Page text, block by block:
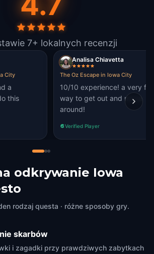
7+ lokalnych recenzji
City
a
this
Analisa Chiavetta
The Oz Escape in Iowa City
10/10 experience! a very fun
way to get out and move
around!
Verified Player
odkrywanie Iowa
rodzaj questa · różne sposoby gry.
skarbów
i zagadki przy prawdziwych zabytkach